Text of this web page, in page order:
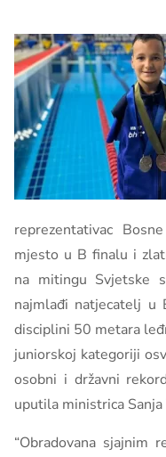
reprezentativac
mjesto u B finalu i
na mitingu Svjetske
najmlađi natjecatelj u
disciplini 50 metara
juniorskoj kategoriji
osobni i državni
uputila ministrica
“Obradovana sjajnim